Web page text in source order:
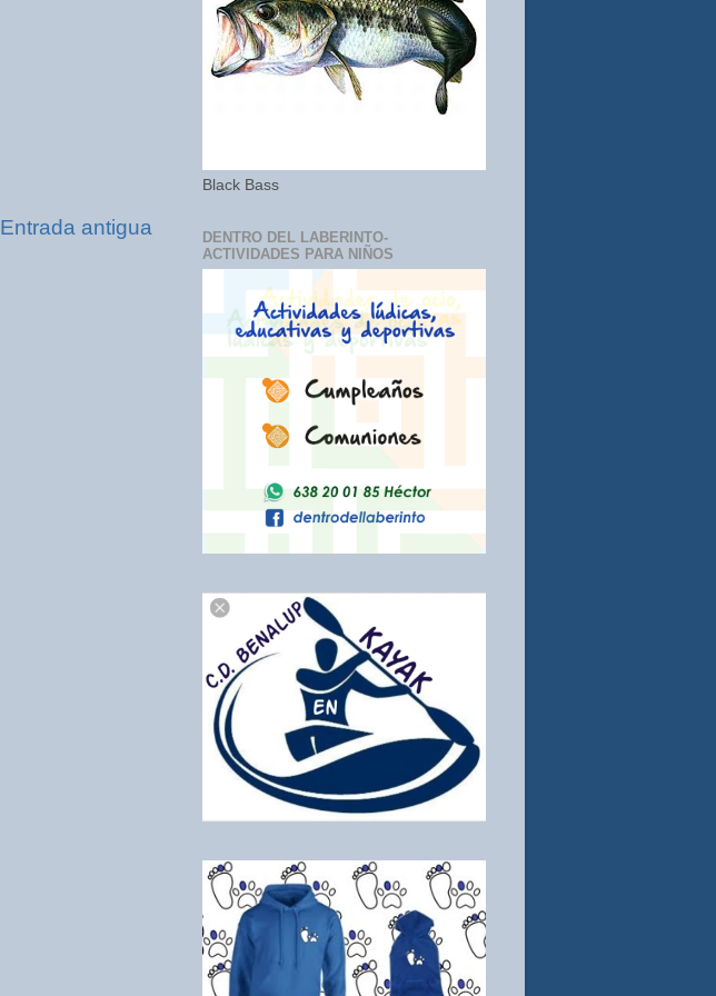
Entrada antigua
Black Bass
DENTRO DEL LABERINTO-
ACTIVIDADES PARA NIÑOS